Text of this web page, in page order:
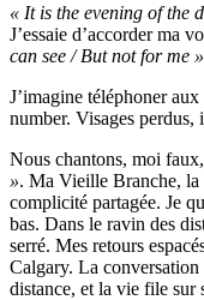
« It is the evening of the
J’essaie d’accorder ma
can see / But not for me »
J’imagine téléphoner
number. Visages perdus,
Nous chantons, moi
». Ma Vieille Branche, la
complicité partagée. Je
bas. Dans le ravin des
serré. Mes retours
Calgary. La conversation
distance, et la vie file sur